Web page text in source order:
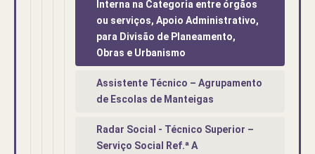
Interna na Categoria entre órgãos
ou serviços, Apoio Administrativo,
para Divisão de Planeamento,
Obras e Urbanismo
Assistente Técnico – Agrupamento
de Escolas de Manteigas
Radar Social - Técnico Superior –
Serviço Social Ref.ª A